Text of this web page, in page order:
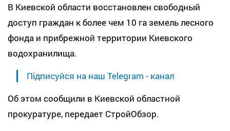
В Киевской области восстановлен свободный
доступ граждан к более чем 10 га земель лесного
фонда и прибрежной территории Киевского
водохранилища.
Підписуйся на наш Telegram - канал
Об этом сообщили в Киевской областной
прокуратуре, передает СтройОбзор.